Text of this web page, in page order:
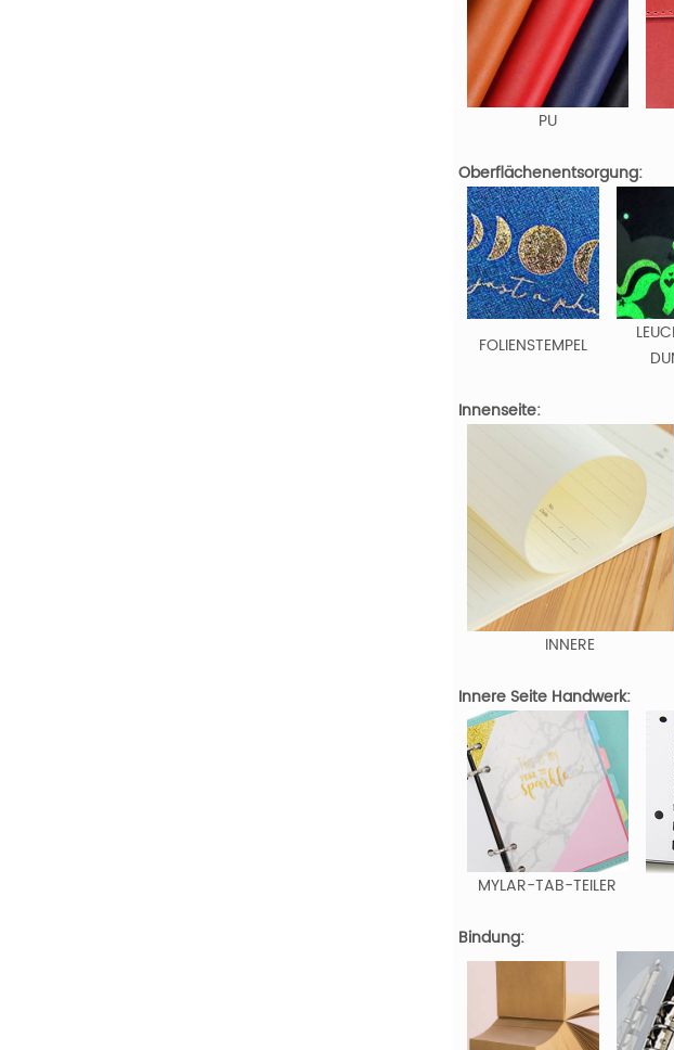
PU
Oberflächenentsorgung:
FOLIENSTEMPEL
Innenseite:
INNERE
Innere Seite Handwerk:
MYLAR-TAB-TEILER
Bindung: